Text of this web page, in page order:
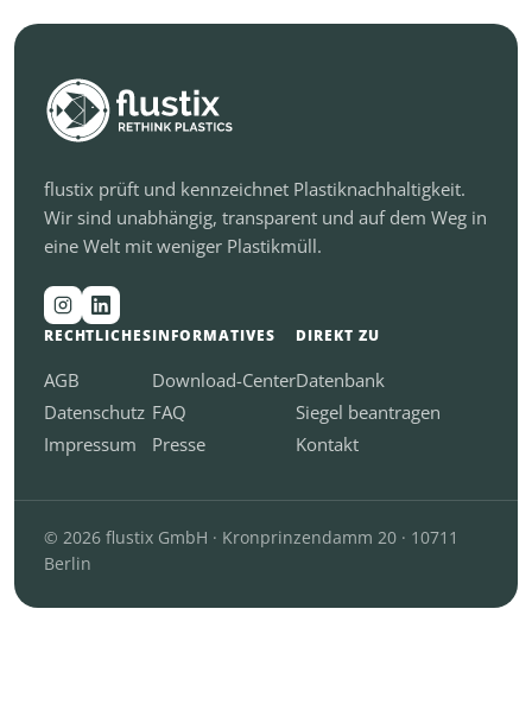
flustix prüft und kennzeichnet Plastiknachhaltigkeit.
Wir sind unabhängig, transparent und auf dem Weg in
eine Welt mit weniger Plastikmüll.
RECHTLICHES
AGB
Datenschutz
Impressum
INFORMATIVES
Download-Center
FAQ
Presse
DIREKT ZU
Datenbank
Siegel beantragen
Kontakt
© 2026 flustix GmbH · Kronprinzendamm 20 · 10711
Berlin